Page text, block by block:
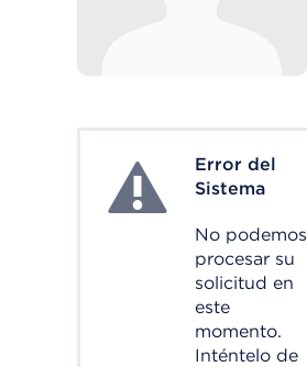
System ErrorError del
Sistema
No podemos
procesar su
solicitud en
este
momento.
Inténtelo de